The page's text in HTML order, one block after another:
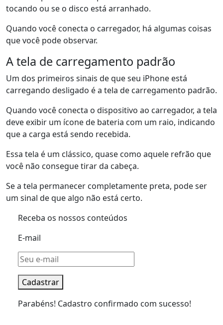
tocando ou se o disco está arranhado.
Quando você conecta o carregador, há algumas coisas
que você pode observar.
A tela de carregamento padrão
Um dos primeiros sinais de que seu iPhone está
carregando desligado é a tela de carregamento padrão.
Quando você conecta o dispositivo ao carregador, a tela
deve exibir um ícone de bateria com um raio, indicando
que a carga está sendo recebida.
Essa tela é um clássico, quase como aquele refrão que
você não consegue tirar da cabeça.
Se a tela permanecer completamente preta, pode ser
um sinal de que algo não está certo.
Receba os nossos conteúdos
E-mail
Cadastrar
Parabéns! Cadastro confirmado com sucesso!